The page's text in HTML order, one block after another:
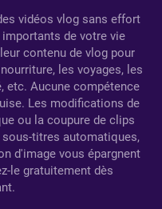
vidéos vlog sans effort
de votre vie
contenu de vlog pour
les voyages, les
etc. Aucune compétence
Les modifications de
ou la coupure de clips
titres automatiques,
d'image vous épargnent
le gratuitement dès